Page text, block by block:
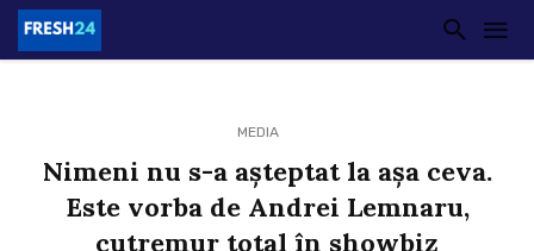
MEDIA
Nimeni nu s-a așteptat la așa ceva.
Este vorba de Andrei Lemnaru,
cutremur total în showbiz